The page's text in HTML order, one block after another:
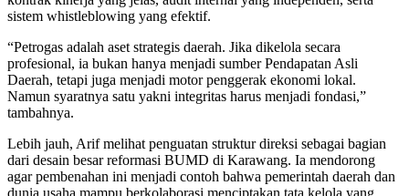
sistem whistleblowing yang efektif.
“Petrogas adalah aset strategis daerah. Jika dikelola secara
profesional, ia bukan hanya menjadi sumber Pendapatan Asli
Daerah, tetapi juga menjadi motor penggerak ekonomi lokal.
Namun syaratnya satu yakni integritas harus menjadi fondasi,”
tambahnya.
Lebih jauh, Arif melihat penguatan struktur direksi sebagai bagian
dari desain besar reformasi BUMD di Karawang. Ia mendorong
agar pembenahan ini menjadi contoh bahwa pemerintah daerah dan